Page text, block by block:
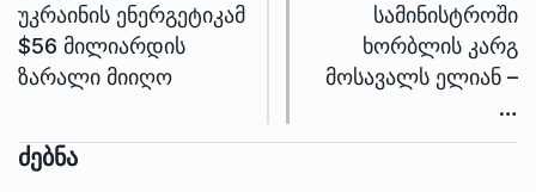
უკრაინის ენერგეტიკამ
$56 მილიარდის
ზარალი მიიღო
სამინისტროში
ხორბლის კარგ
მოსავალს ელიან –
…
Ძებნა